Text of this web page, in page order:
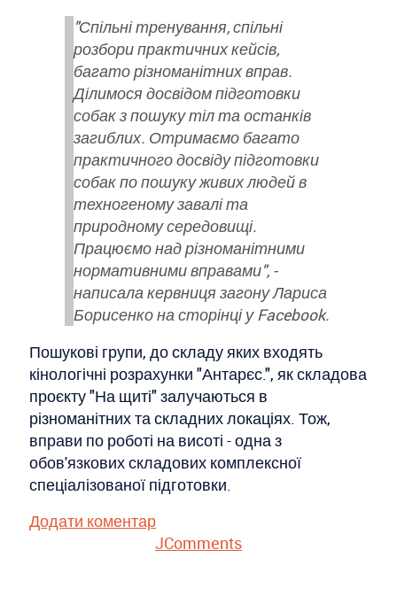
"Спільні тренування, спільні
розбори практичних кейсів,
багато різноманітних вправ.
Ділимося досвідом підготовки
собак з пошуку тіл та останків
загиблих. Отримаємо багато
практичного досвіду підготовки
собак по пошуку живих людей в
техногеному завалі та
природному середовищі.
Працюємо над різноманітними
нормативними вправами", -
написала кервниця загону Лариса
Борисенко на сторінці у Facebook.
Пошукові групи, до складу яких входять
кінологічні розрахунки "Антарєс.", як складова
проєкту "На щиті" залучаються в
різноманітних та складних локаціях. Тож,
вправи по роботі на висоті - одна з
обов'язкових складових комплексної
спеціалізованої підготовки.
Додати коментар
JComments